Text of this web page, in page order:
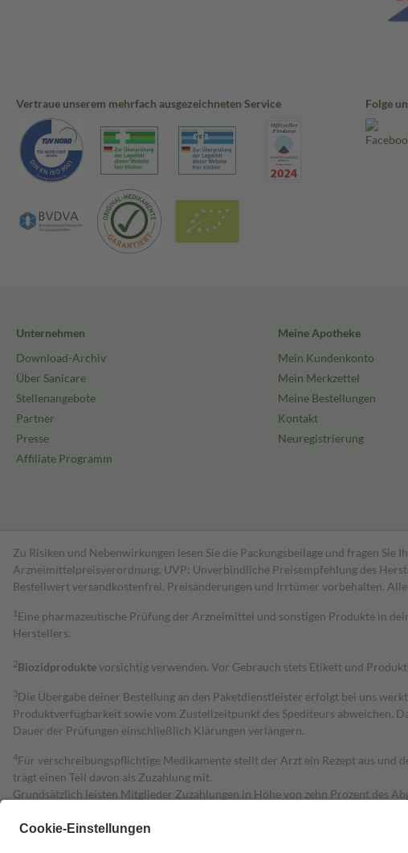
Vertraue unserem mehrfach ausgezeichneten Service Folge
Unternehmen
Download-Archiv
Über Sanicare
Stellenangebote
Partner
Presse
Affiliate Programm
Meine Apotheke
Mein Kundenkonto
Mein Merkzettel
Meine Bestellungen
Kontakt
Neuregistrierung
Zu Risiken und Nebenwirkungen lesen Sie die Packungsbeilage und fragen
Arzneimittelpreisverordnung. UVP: Unverbindliche Preisempfehlung des
Bestell­wert versand­kosten­frei. Preisänderungen und Irrtümer vorbehalten.
1 Eine pharmazeutische Prüfung der Arzneimittel und sonstigen Produkte in
Herstellers.
2Biozidproduktevorsichtig verwenden. Vor Gebrauch stets Etikett und
3Die Übergabe deiner Bestellung an den Paketdienstleister erfolgt bei uns
Produktverfügbarkeit sowie vom Zustellzeitpunkt des Spediteurs abweichen.
Dauer der Prüfungen einschließlich Klärungen verlängern.
4Für verschreibungspflichtige Medikamente stellt der Arzt ein Rezept aus und
trägt einen Teil davon als Zuzahlung mit.
Grundsätzlich leisten Mitglieder Zuzahlungen in Höhe von zehn Prozent des
Diese Regeln gelten grundsätzlich auch für Online-Apotheken.